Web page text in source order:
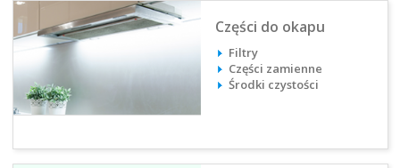
Części do okapu
Filtry
Części zamienne
Środki czystości